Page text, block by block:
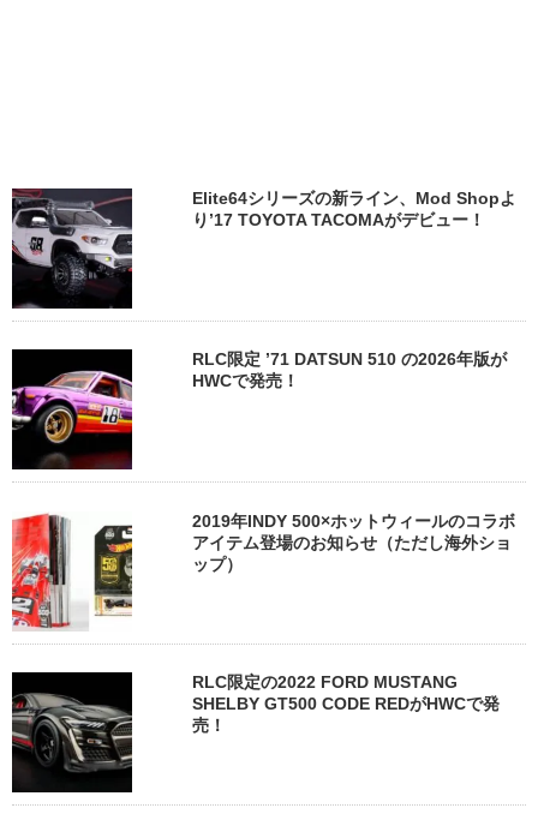
Elite64シリーズの新ライン、Mod Shopよ
り’17 TOYOTA TACOMAがデビュー！
RLC限定 ’71 DATSUN 510 の2026年版が
HWCで発売！
2019年INDY 500×ホットウィールのコラボ
アイテム登場のお知らせ（ただし海外ショ
ップ）
RLC限定の2022 FORD MUSTANG
SHELBY GT500 CODE REDがHWCで発
売！